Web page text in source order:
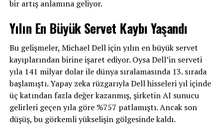
bir artış anlamına geliyor.
Yılın En Büyük Servet Kaybı Yaşandı
Bu gelişmeler, Michael Dell için yılın en büyük servet
kayıplarından birine işaret ediyor. Oysa Dell’in serveti
yıla 141 milyar dolar ile dünya sıralamasında 13. sırada
başlamıştı. Yapay zeka rüzgarıyla Dell hisseleri yıl içinde
üç katından fazla değer kazanmış, şirketin AI sunucu
gelirleri geçen yıla göre %757 patlamıştı. Ancak son
düşüş, bu görkemli yükselişin gölgesinde kaldı.